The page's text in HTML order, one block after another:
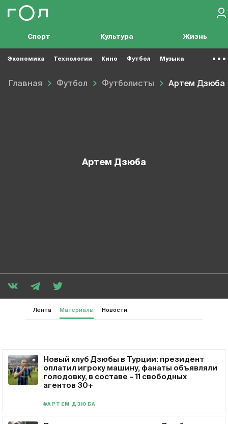
Спорт Культура Жизнь
Экономика Технологии Кино Футбол Музыка
Главная Футбол Футболисты Артем Дзюба
Артем Дзюба
Лента Материалы Новости
Новый клуб Дзюбы в Турции: президент
оплатил игроку машину, фанаты объявляли
голодовку, в составе – 11 свободных
агентов 30+
#АРТЕМ ДЗЮБА